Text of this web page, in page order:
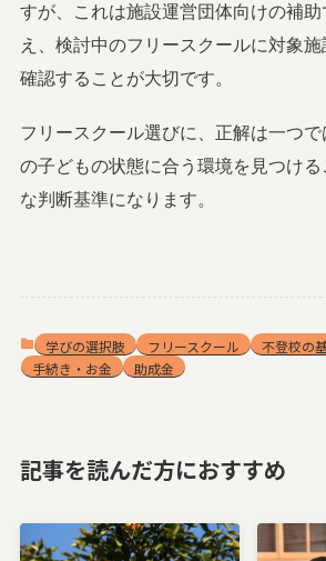
すが、これは施設運営団体向けの補助
え、検討中のフリースクールに対象
確認することが大切です。
フリースクール選びに、正解は一つ
の子どもの状態に合う環境を見つけ
な判断基準になります。
学びの選択肢 フリースクール
不登校の
手続き・お金
助成金
記事を読んだ方におすすめ